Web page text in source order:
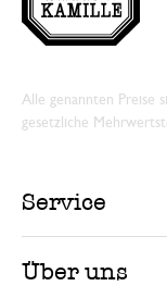
Alle genannten Preise
gesetzliche
Service
Über uns